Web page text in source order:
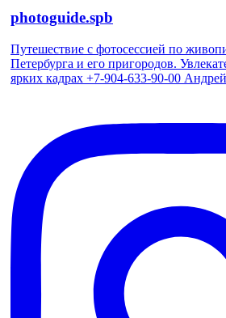
photoguide.spb
Путешествие с фотосессией по
Петербурга и его пригородов.
ярких кадрах +7-904-633-90-00 Андрей